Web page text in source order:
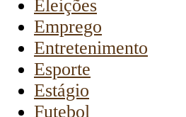
Eleições
Emprego
Entretenimento
Esporte
Estágio
Futebol